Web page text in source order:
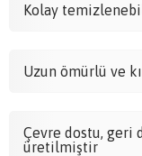
Kolay
Uzun ömürlü ve
Çevre dostu, geri
üretilmiştir